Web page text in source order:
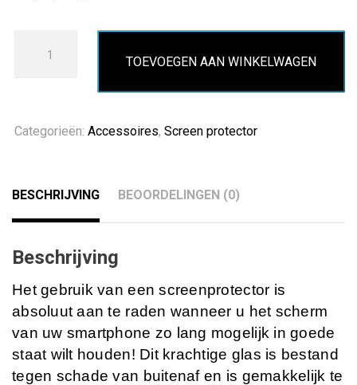
Protector
TOEVOEGEN AAN WINKELWAGEN
Categorieën: Accessoires, Screen protector
BESCHRIJVING BEOORDELINGEN (0)
Beschrijving
Het gebruik van een screenprotector is
absoluut aan te raden wanneer u het scherm
van uw smartphone zo lang mogelijk in goede
staat wilt houden! Dit krachtige glas is bestand
tegen schade van buitenaf en is gemakkelijk te